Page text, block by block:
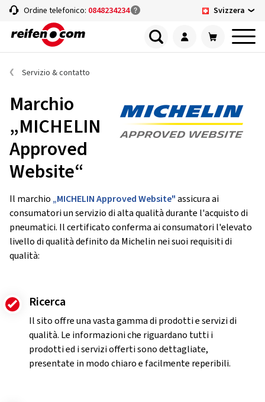
Ordine telefonico: 0848234234 Svizzera
Servizio & contatto
Marchio
„MICHELIN
Approved
Website“
Il marchio „MICHELIN Approved Website"assicura ai
consumatori un servizio di alta qualità durante l'acquisto di
pneumatici. Il certificato conferma ai consumatori l'elevato
livello di qualità definito da Michelin nei suoi requisiti di
qualità:
Ricerca
Il sito offre una vasta gamma di prodotti e servizi di
qualità. Le informazioni che riguardano tutti i
prodotti ed i servizi offerti sono dettagliate,
presentate in modo chiaro e facilmente reperibili.